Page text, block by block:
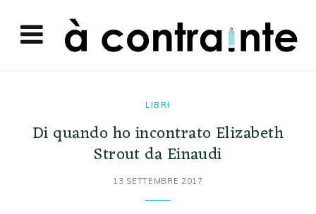
LIBRI
Di quando ho incontrato Elizabeth
Strout da Einaudi
13 SETTEMBRE 2017